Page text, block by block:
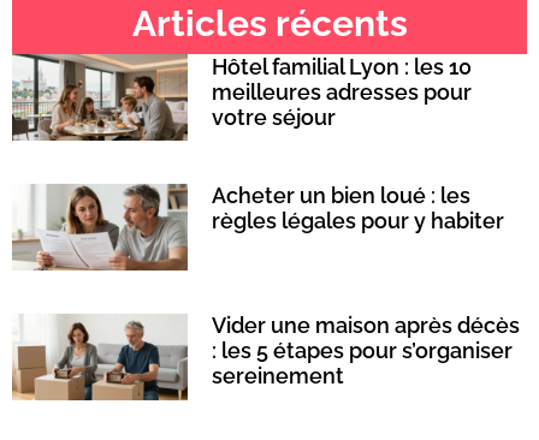
Articles récents
Hôtel familial Lyon : les 10
meilleures adresses pour
votre séjour
Acheter un bien loué : les
règles légales pour y habiter
Vider une maison après décès
: les 5 étapes pour s’organiser
sereinement